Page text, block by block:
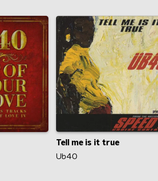
Tell me is it true
Ub40